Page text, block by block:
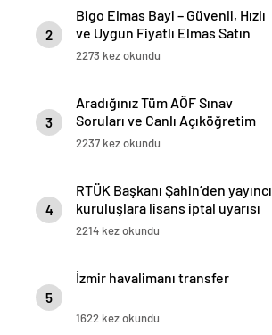
2
Bigo Elmas Bayi – Güvenli, Hızlı
ve Uygun Fiyatlı Elmas Satın
Almanın Yeni Adresi
2273 kez okundu
3
Aradığınız Tüm AÖF Sınav
Soruları ve Canlı Açıköğretim
Forumu Burada
2237 kez okundu
4
RTÜK Başkanı Şahin’den yayıncı
kuruluşlara lisans iptal uyarısı
2214 kez okundu
5
İzmir havalimanı transfer
1622 kez okundu